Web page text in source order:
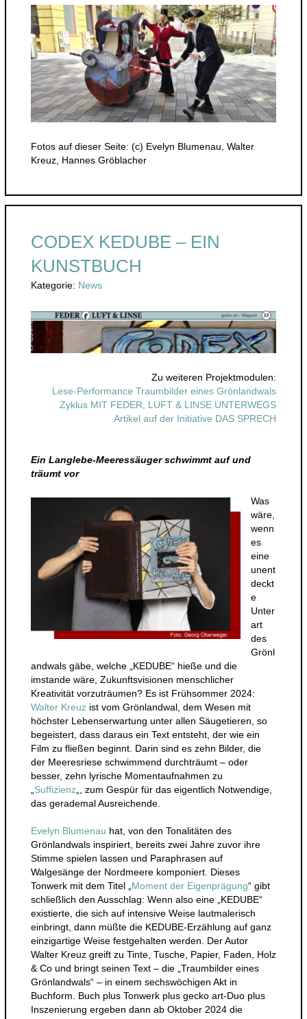
Fotos auf dieser Seite: (c) Evelyn Blumenau, Walter
Kreuz, Hannes Gröblacher
CODEX KEDUBE – EIN
KUNSTBUCH
Kategorie: News
Zu weiteren Projektmodulen:
Lese-Performance Traumbilder eines Grönlandwals
Zyklus MIT FEDER, LUFT & LINSE UNTERWEGS
Artikel auf der Initiative DAS SPRECH
Ein Langlebe-Meeressäuger schwimmt auf und
träumt vor
Was
wäre,
wenn
es
eine
unent
deckt
e
Unter
art
des
Grönl
andwals gäbe, welche „KEDUBE“ hieße und die
imstande wäre, Zukunftsvisionen menschlicher
Kreativität vorzuträumen? Es ist Frühsommer 2024:
Walter Kreuzist vom Grönlandwal, dem Wesen mit
höchster Lebenserwartung unter allen Säugetieren, so
begeistert, dass daraus ein Text entsteht, der wie ein
Film zu fließen beginnt. Darin sind es zehn Bilder, die
der Meeresriese schwimmend durchträumt – oder
besser, zehn lyrische Momentaufnahmen zu
Suffizienz„, zum Gespür für das eigentlich Notwendige,
das gerademal Ausreichende.
Evelyn Blumenau hat, von den Tonalitäten des
Grönlandwals inspiriert, bereits zwei Jahre zuvor ihre
Stimme spielen lassen und Paraphrasen auf
Walgesänge der Nordmeere komponiert. Dieses
Tonwerk mit dem Titel „ Moment der Eigenprägung“ gibt
schließlich den Ausschlag: Wenn also eine „KEDUBE“
existierte, die sich auf intensive Weise lautmalerisch
einbringt, dann müßte die KEDUBE-Erzählung auf ganz
einzigartige Weise festgehalten werden. Der Autor
Walter Kreuz greift zu Tinte, Tusche, Papier, Faden, Holz
& Co und bringt seinen Text – die „Traumbilder eines
Grönlandwals“ – in einem sechswöchigen Akt in
Buchform. Buch plus Tonwerk plus gecko art-Duo plus
Inszenierung ergeben dann ab Oktober 2024 die